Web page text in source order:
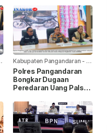
Kabupaten Pangandaran - 1
minggu yang lalu
Polres Pangandaran
Bongkar Dugaan
Peredaran Uang Palsu,
Beli Motor